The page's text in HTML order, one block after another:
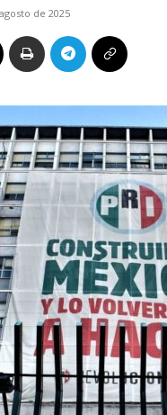
de 2025